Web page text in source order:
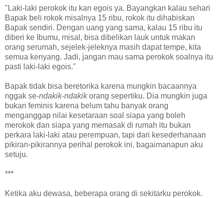
"Laki-laki perokok itu kan egois ya. Bayangkan kalau sehari
Bapak beli rokok misalnya 15 ribu, rokok itu dihabiskan
Bapak sendiri. Dengan uang yang sama, kalau 15 ribu itu
diberi ke Ibumu, misal, bisa dibelikan lauk untuk makan
orang serumah, sejelek-jeleknya masih dapat tempe, kita
semua kenyang. Jadi, jangan mau sama perokok soalnya itu
pasti laki-laki egois."
Bapak tidak bisa beretorika karena mungkin bacaannya
nggak se-ndakik-ndakikorang sepertiku. Dia mungkin juga
bukan feminis karena belum tahu banyak orang
menganggap nilai kesetaraan soal siapa yang boleh
merokok dan siapa yang memasak di rumah itu bukan
perkara laki-laki atau perempuan, tapi dari kesederhanaan
pikiran-pikirannya perihal perokok ini, bagaimanapun aku
setuju.
***
Ketika aku dewasa, beberapa orang di sekitarku perokok.